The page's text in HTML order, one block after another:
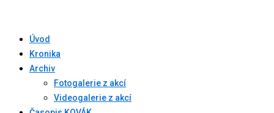
Úvod
Kronika
Archiv
Fotogalerie z akcí
Videogalerie z akcí